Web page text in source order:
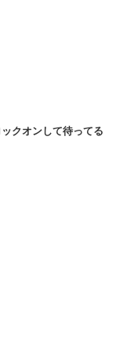
クオンして待ってる